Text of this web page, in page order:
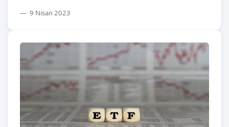
9 Nisan 2023